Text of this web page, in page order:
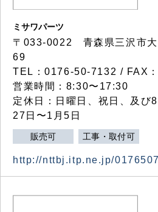
ミサワパーツ
〒033-0022 青森県三沢市大
69
TEL：0176-50-7132 / FAX
営業時間：8:30〜17:30
定休日：日曜日、祝日、及び
27日〜1月5日
販売可 工事・取付可
http://nttbj.itp.ne.jp/